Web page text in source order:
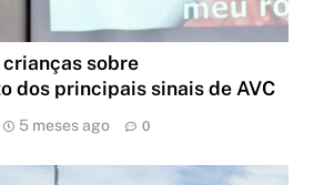
sobre
dos principais sinais de AVC
5 meses ago 0